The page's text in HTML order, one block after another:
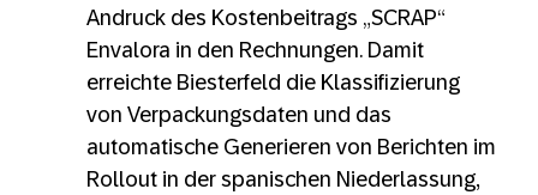
Andruck des Kostenbeitrags „SCRAP“
Envalora in den Rechnungen. Damit
erreichte Biesterfeld die Klassifizierung
von Verpackungsdaten und das
automatische Generieren von Berichten im
Rollout in der spanischen Niederlassung,